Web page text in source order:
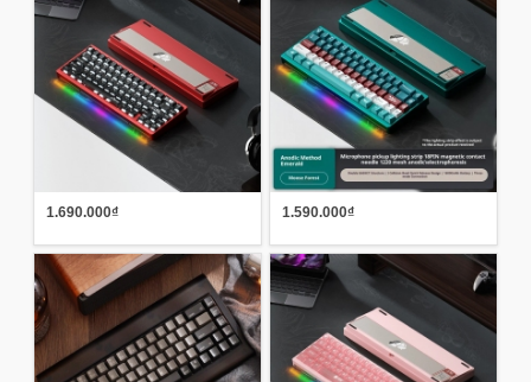
1.690.000₫ 1.590.000₫